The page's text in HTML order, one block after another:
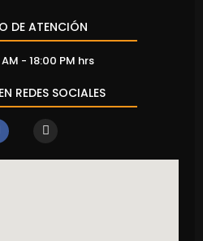
DE ATENCIÓN
- 18:00 PM hrs
REDES SOCIALES